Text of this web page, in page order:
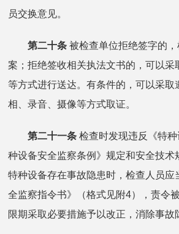
员交换意见。
第二十条 被检查单位拒绝签字的
案；拒绝签收相关执法文书的，可以采
等方式进行送达。有条件的，可以采取
相、录音、摄像等方式取证。
第二十一条 检查时发现违反《特
种设备安全监察条例》规定和安全技术
特种设备存在事故隐患时，检查人员应
全监察指令书》（格式见附4），责令
限期采取必要措施予以改正，消除事故